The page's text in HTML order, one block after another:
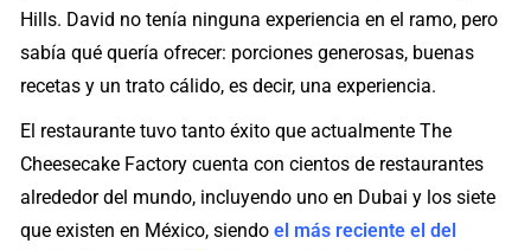
Hills. David no tenía ninguna experiencia en el ramo, pero
sabía qué quería ofrecer: porciones generosas, buenas
recetas y un trato cálido, es decir, una experiencia.
El restaurante tuvo tanto éxito que actualmente The
Cheesecake Factory cuenta con cientos de restaurantes
alrededor del mundo, incluyendo uno en Dubai y los siete
que existen en México, siendoel más reciente el del